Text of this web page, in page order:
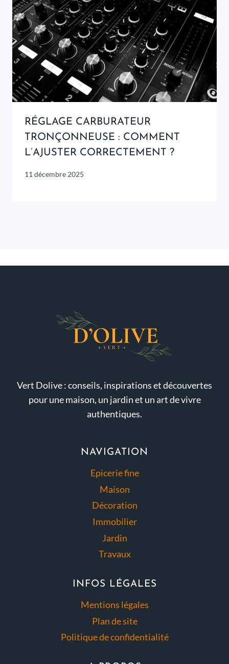
RÉGLAGE CARBURATEUR
TRONÇONNEUSE : COMMENT
L’AJUSTER CORRECTEMENT ?
11 décembre 2025
Vert Dolive : conseils, inspirations et découvertes
pour une maison, un jardin et un art de vivre
authentiques.
NAVIGATION
Epicerie fine
Maison
Décoration
Immobilier
Jardin
Travaux
INFOS LÉGALES
Mentions légales
Plan de site
Politique de confidentialité